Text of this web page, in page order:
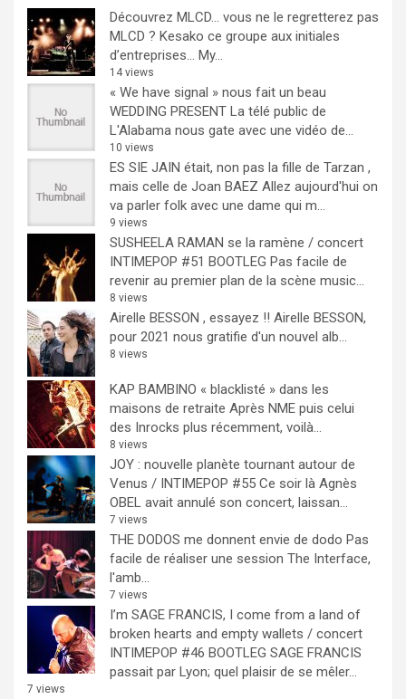
Découvrez MLCD… vous ne le regretterez pas
MLCD ? Kesako ce groupe aux initiales
d’entreprises… My...
14 views
« We have signal » nous fait un beau
WEDDING PRESENT La télé public de
L'Alabama nous gate avec une vidéo de...
10 views
ES SIE JAIN était, non pas la fille de Tarzan ,
mais celle de Joan BAEZ Allez aujourd'hui on
va parler folk avec une dame qui m...
9 views
SUSHEELA RAMAN se la ramène / concert
INTIMEPOP #51 BOOTLEG Pas facile de
revenir au premier plan de la scène music...
8 views
Airelle BESSON , essayez !! Airelle BESSON,
pour 2021 nous gratifie d'un nouvel alb...
8 views
KAP BAMBINO « blacklisté » dans les
maisons de retraite Après NME puis celui
des Inrocks plus récemment, voilà...
8 views
JOY : nouvelle planète tournant autour de
Venus / INTIMEPOP #55 Ce soir là Agnès
OBEL avait annulé son concert, laissan...
7 views
THE DODOS me donnent envie de dodo Pas
facile de réaliser une session The Interface,
l'amb...
7 views
I’m SAGE FRANCIS, I come from a land of
broken hearts and empty wallets / concert
INTIMEPOP #46 BOOTLEG SAGE FRANCIS
passait par Lyon; quel plaisir de se mêler...
7 views